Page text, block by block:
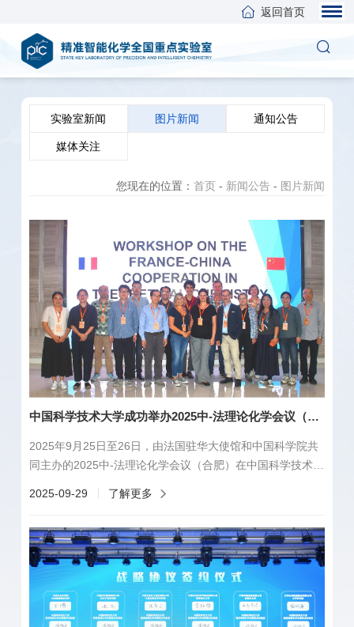
返回首页
实验室新闻 图片新闻 通知公告
媒体关注
您现在的位置：首页 - 新闻公告 - 图片新闻
中国科学技术大学成功举办2025中-法理论化学会议（合肥）
2025年9月25日至26日，由法国驻华大使馆和中国科学院共
同主办的2025中-法理论化学会议（合肥）在中国科学技术大
名学者，围绕材料与生物体系、理论化学新方法两大主题展
流部副部长王晨代表学校致欢迎辞。来自里昂高等师范学
院、巴黎萨克雷大学、洛林大学、古斯塔夫·埃菲尔大学、索
邦大学、巴黎高科化学学院，以及中国科...
2025-09-29 了解更多